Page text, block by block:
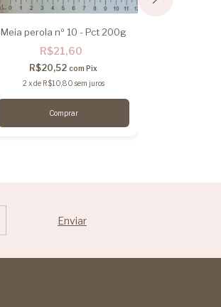
Meia perola nº 10 - Pct 200g
R$21,60
R$20,52 com Pix
2 xde R$10,80 sem juros